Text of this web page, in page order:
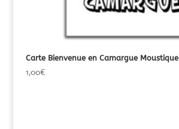
Carte Bienvenue en Camargue Moustique
1,00€